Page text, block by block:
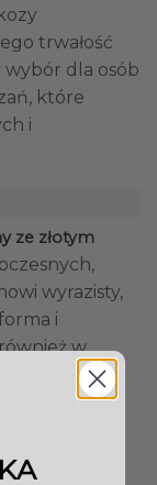
trwałość
wybór dla osób
które
i
ze złotym
wyrazisty,
i
w
im
ten
stylem
i